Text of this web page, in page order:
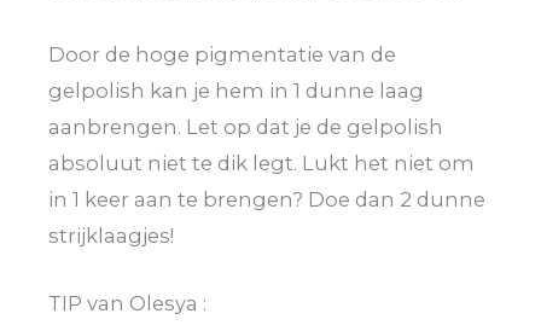
Door de hoge pigmentatie van de
gelpolish kan je hem in 1 dunne laag
aanbrengen. Let op dat je de gelpolish
absoluut niet te dik legt. Lukt het niet om
in 1 keer aan te brengen? Doe dan 2 dunne
strijklaagjes!
TIP van Olesya :